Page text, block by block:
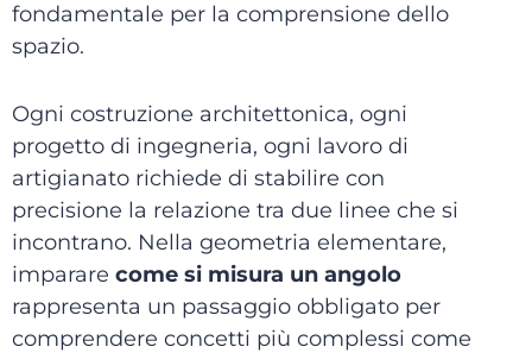
fondamentale per la comprensione dello
spazio.
Ogni costruzione architettonica, ogni
progetto di ingegneria, ogni lavoro di
artigianato richiede di stabilire con
precisione la relazione tra due linee che si
incontrano. Nella geometria elementare,
imparare come si misura un angolo
rappresenta un passaggio obbligato per
comprendere concetti più complessi come